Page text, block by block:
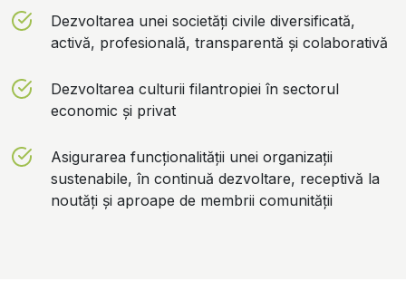
Dezvoltarea unei societăți civile diversificată,
activă, profesională, transparentă și colaborativă
Dezvoltarea culturii filantropiei în sectorul
economic și privat
Asigurarea funcționalității unei organizații
sustenabile, în continuă dezvoltare, receptivă la
noutăți și aproape de membrii comunității